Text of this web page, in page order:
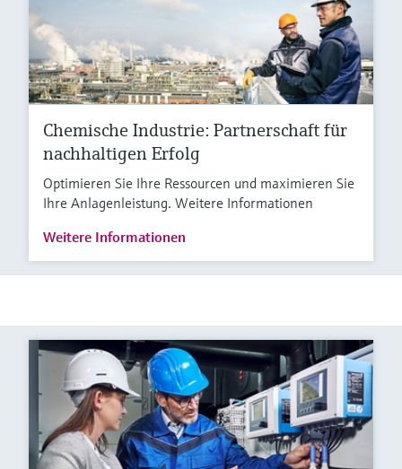
Chemische Industrie: Partnerschaft für
nachhaltigen Erfolg
Optimieren Sie Ihre Ressourcen und maximieren Sie
Ihre Anlagenleistung. Weitere Informationen
Weitere Informationen